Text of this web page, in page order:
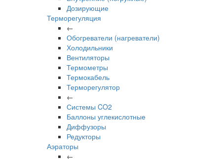
Дозирующие
Терморегуляция
←
Обогреватели (нагреватели)
Холодильники
Вентиляторы
Термометры
Термокабель
Терморегулятор
←
Системы CO2
Баллоны углекислотные
Диффузоры
Редукторы
Аэраторы
←